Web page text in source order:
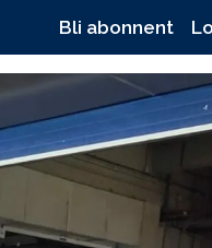
Bli abonnent